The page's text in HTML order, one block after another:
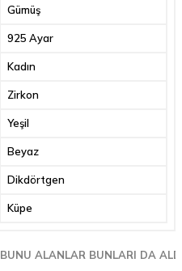
Gümüş
925 Ayar
Kadın
Zirkon
Yeşil
Beyaz
Dikdörtgen
Küpe
BUNU ALANLAR BUNLARI DA